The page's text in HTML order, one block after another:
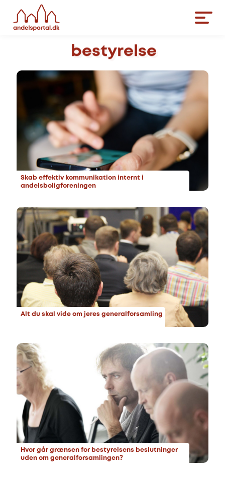
bestyrelse
Skab effektiv kommunikation internt i
andelsboligforeningen
Alt du skal vide om jeres generalforsamling
Hvor går grænsen for bestyrelsens beslutninger
uden om generalforsamlingen?